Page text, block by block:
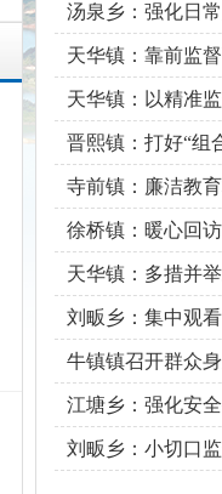
汤泉乡：强化日
天华镇：靠前监
天华镇：以精准
晋熙镇：打好“组
寺前镇：廉洁教
徐桥镇：暖心回
天华镇：多措并
刘畈乡：集中观
牛镇镇召开群众
江塘乡：强化安
刘畈乡：小切口